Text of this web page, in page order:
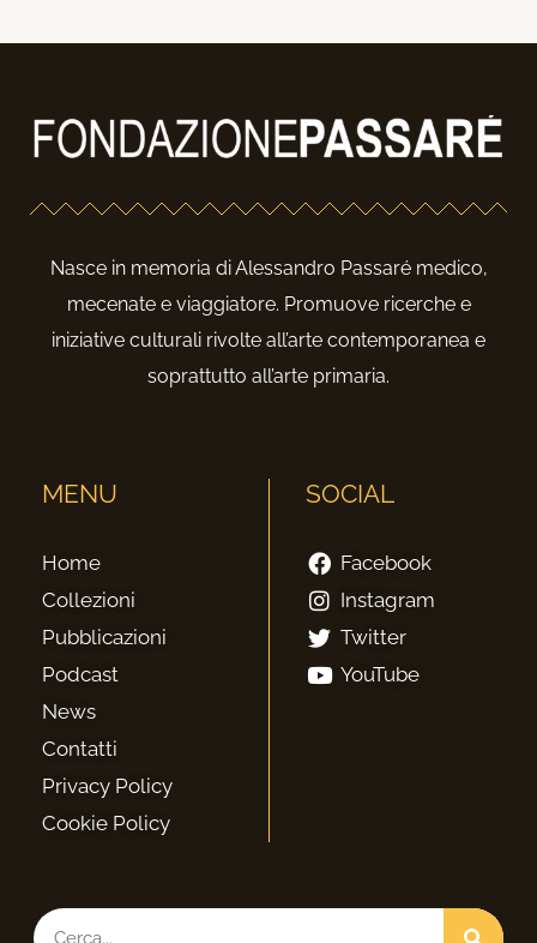
Nasce in memoria di Alessandro Passaré medico,
mecenate e viaggiatore. Promuove ricerche e
iniziative culturali rivolte all’arte contemporanea e
soprattutto all’arte primaria.
MENU
Home
Collezioni
Pubblicazioni
Podcast
News
Contatti
Privacy Policy
Cookie Policy
SOCIAL
Facebook
Instagram
Twitter
YouTube
Cerca